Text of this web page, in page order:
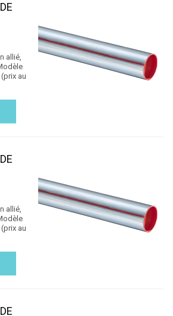
allié,
au
allié,
au